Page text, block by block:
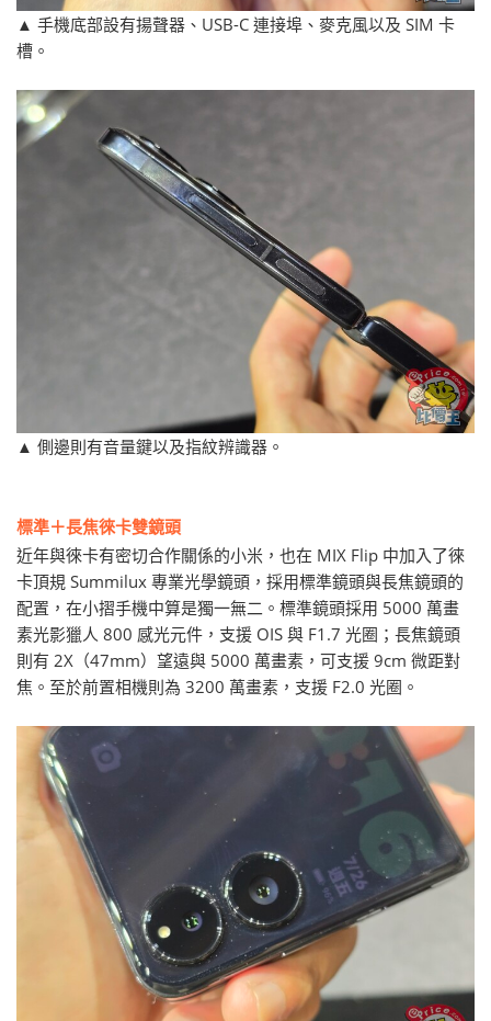
▲ 手機底部設有揚聲器、USB-C 連接埠、麥克風以及 SIM 卡
槽。
▲ 側邊則有音量鍵以及指紋辨識器。
標準＋長焦徠卡雙鏡頭
近年與徠卡有密切合作關係的小米，也在 MIX Flip 中加入了徠
卡頂規 Summilux 專業光學鏡頭，採用標準鏡頭與長焦鏡頭的
配置，在小摺手機中算是獨一無二。標準鏡頭採用 5000 萬畫
素光影獵人 800 感光元件，支援 OIS 與 F1.7 光圈；長焦鏡頭
則有 2X（47mm）望遠與 5000 萬畫素，可支援 9cm 微距對
焦。至於前置相機則為 3200 萬畫素，支援 F2.0 光圈。